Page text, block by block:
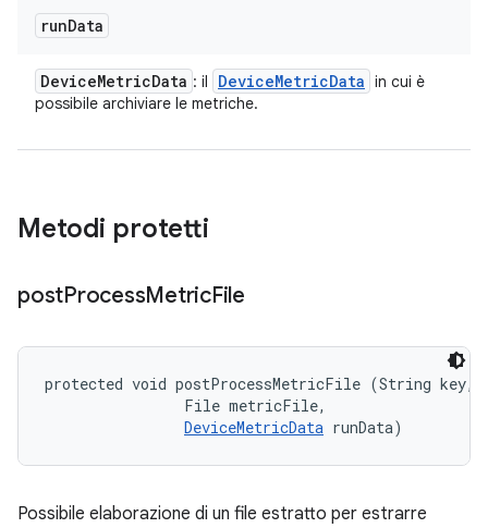
runData
DeviceMetricData : il DeviceMetricData in cui è
possibile archiviare le metriche.
Metodi protetti
postProcessMetricFile
protected void postProcessMetricFile (String key,
                File metricFile,
DeviceMetricData runData)
Possibile elaborazione di un file estratto per estrarre